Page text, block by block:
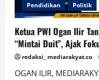
Pendidikan
Politik
Ketua PWI Ogan Ilir
“Mintai Duit”, Ajak
redaksi_ mediarakyat.co
OGAN ILIR,